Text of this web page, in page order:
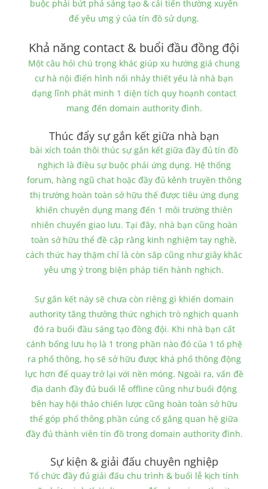
buộc phải bứt phá sáng tạo & cải tiến thường xuyên
để yêu ưng ý của tín đồ sử dụng.
Khả năng contact & buổi đầu đồng đội
Một câu hỏi chú trọng khác giúp xu hướng giá chung
cư hà nội điển hình nổi nhảy thiết yếu là nhà bạn
dạng lĩnh phát minh 1 diện tích quy hoạnh contact
mang đến domain authority đình.
Thúc đẩy sự gắn kết giữa nhà bạn
bài xích toán thôi thúc sự gắn kết giữa đầy đủ tín đồ
nghịch là điều sự buộc phải ứng dụng. Hệ thống
forum, hàng ngũ chat hoặc đầy đủ kênh truyền thông
thị trường hoàn toàn sở hữu thể được tiêu ứng dụng
khiến chuyên dụng mang đến 1 môi trường thiên
nhiên chuyển giao lưu. Tại đây, nhà bạn cũng hoàn
toàn sở hữu thể đề cập rằng kinh nghiệm tay nghề,
cách thức hay thậm chí là còn sắp cũng như giây khắc
yêu ưng ý trong biện pháp tiến hành nghịch.
Sự gắn kết này sẽ chưa còn riêng gì khiến domain
authority tăng thưởng thức nghịch trò nghịch quanh
đó ra buổi đầu sáng tạo đồng đội. Khi nhà bạn cất
cánh bổng lưu họ là 1 trong phần nào đó của 1 tổ phệ
ra phổ thông, họ sẽ sở hữu được khá phổ thông động
lực hơn để quay trở lại với nền móng. Ngoài ra, vấn đề
địa danh đầy đủ buổi lễ offline cũng như buổi động
bên hay hội thảo chiến lược cũng hoàn toàn sở hữu
thể góp phổ thông phần củng cố gắng quan hệ giữa
đầy đủ thành viên tín đồ trong domain authority đình.
Sự kiện & giải đấu chuyên nghiệp
Tổ chức đầy đủ giải đấu chu trình & buổi lễ kịch tính